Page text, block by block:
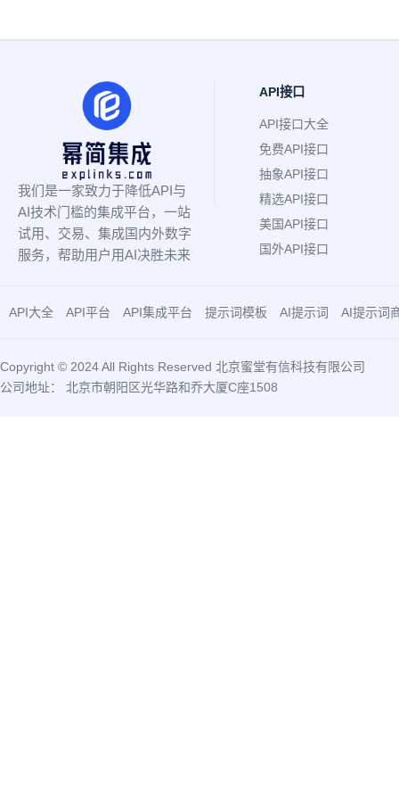
我们是一家致力于降低API与
AI技术门槛的集成平台，一站
试用、交易、集成国内外数字
服务，帮助用户用AI决胜未来
API接口
API接口大全
免费API接口
抽象API接口
精选API接口
美国API接口
国外API接口
API大全 API平台 API集成平台 提示词模板 AI提示词 AI提示词
Copyright © 2024 All Rights Reserved 北京蜜堂有信科技有限公司
公司地址： 北京市朝阳区光华路和乔大厦C座1508